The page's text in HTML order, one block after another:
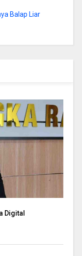
Balap Liar
Digital